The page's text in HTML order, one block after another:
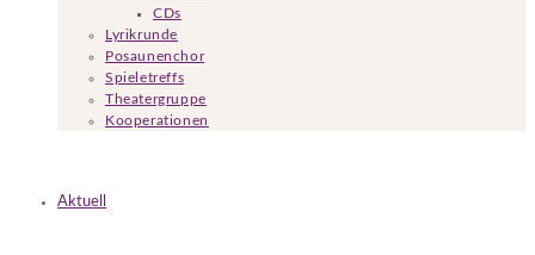
CDs
Lyrikrunde
Posaunenchor
Spieletreffs
Theatergruppe
Kooperationen
Aktuell